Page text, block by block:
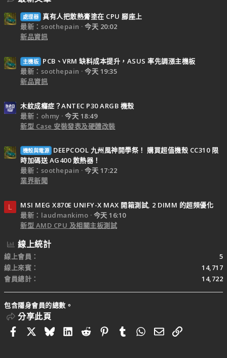
處理器 真有人把散熱膏塗在 CPU 腳座上
最新：soothepain
今天 20:02
新品資訊
主機板
PCB、VRM 缺料成本提升，ASUS 率先調漲主機板
最新：soothepain
今天 19:35
新品資訊
木紋成癮症？ANTEC P30 ARGB 機殼
最新：ohmy
今天 18:49
新型 Case 安裝發表及硬體改裝
機殼與電源
DEEPCOOL 九州風神開學祭！ 購買超值機殼 CC310 限
時加碼送 AG400 散熱器！
最新：soothepain
今天 17:22
業界新聞
L
MSI MEG X870E UNIFY-X MAX 開箱測試, 2 DIMM 的超頻優化
最新：laudmankimo
今天 16:10
新型 AMD CPU 及相關主板測試
線上統計
線上會員
5
線上來賓
14,717
會員總計
14,722
包含隱身會員的總數。
分享此頁
FacebookBlueskyLinkedIn
RedditPinterestTumblrWhatsApp
電子郵件
連結